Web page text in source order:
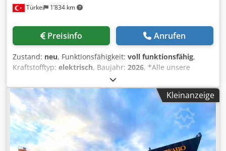
Türkei 1’834 km
Preisinfo Anrufen
Zustand: neu, Funktionsfähigkeit: voll funktionsfähig,
Kraftstofftyp: elektrisch, Baujahr: 2026, *Alle unsere
Produkte werden mit Sorgfalt gefertigt und verfügen über
1 Jahr Garantie! *Montage und Bedienerschulung
KOSTENLOS Die stationären Betonmischanlagen der
COMPACT-Serie erfüllen alle Anforderungen mit
praxisgerechten und effizienten Lösungen. Stationäre
Betonmischanlagen ermöglichen eine einfache und
effektive Produktion von homogenen Betongemischen mit
Kleinanzeige